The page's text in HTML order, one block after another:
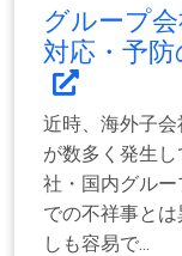
グループ
対応・予
近時、海外子
が数多く発生
社・国内グル
での不祥事と
しも容易で...